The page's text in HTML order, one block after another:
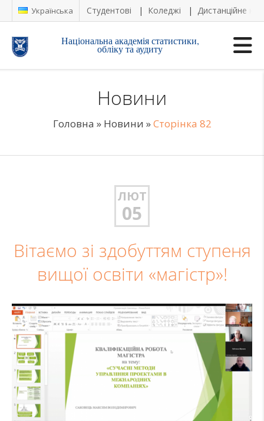
Українська Студентові Коледжі Дистанційне
Національна академія статистики,
обліку та аудиту
Новини
Головна » Новини »Сторінка 82
ЛЮТ
05
Вітаємо зі здобуттям ступеня
вищої освіти «магістр»!